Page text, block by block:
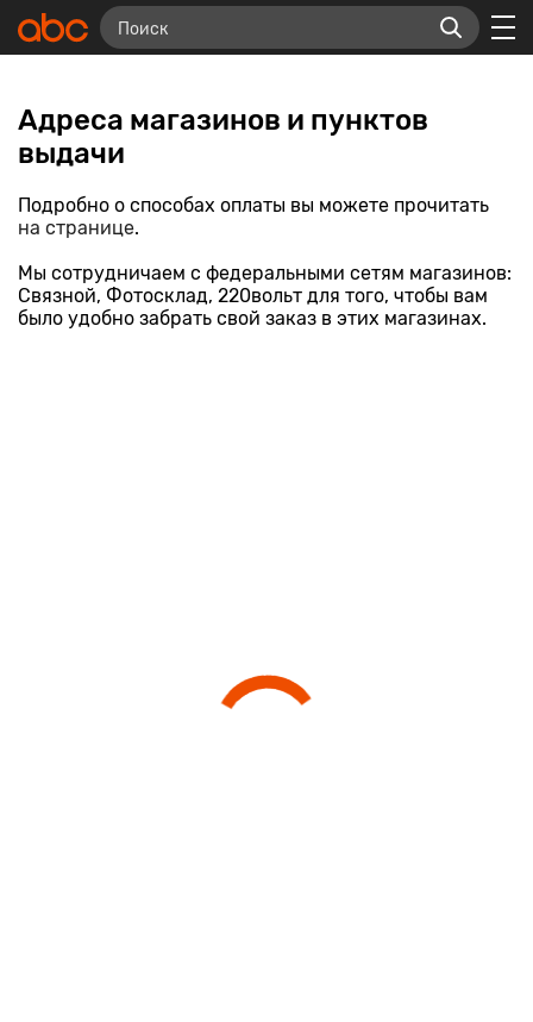
Адреса магазинов и пунктов
выдачи
Подробно о способах оплаты вы можете прочитать
на странице.
Мы сотрудничаем с федеральными сетям магазинов:
Связной, Фотосклад, 220вольт для того, чтобы вам
было удобно забрать свой заказ в этих магазинах.